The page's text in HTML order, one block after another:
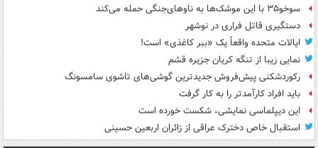
سوخو۳۵ با این موشک‌ها به ناوهای‌جنگی حمله می‌کند
دستگیری قاتل فراری در نوشهر
ایالات متحده واقعاً یک «ببر کاغذی» است!
نمایی زیبا از تنگه کریان جزیره قشم
رکوردشکنی پیش‌فروش جدیدترین گوشی‌های تاشوی سامسونگ
باید افراد کارآمدتر را به کار گرفت
این دیپلماسی نمایشی، شکست خورده است
استقبال خاص دخترک عراقی از زائران اربعین حسینی